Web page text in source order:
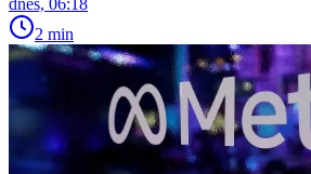
dnes, 06:18
2 min